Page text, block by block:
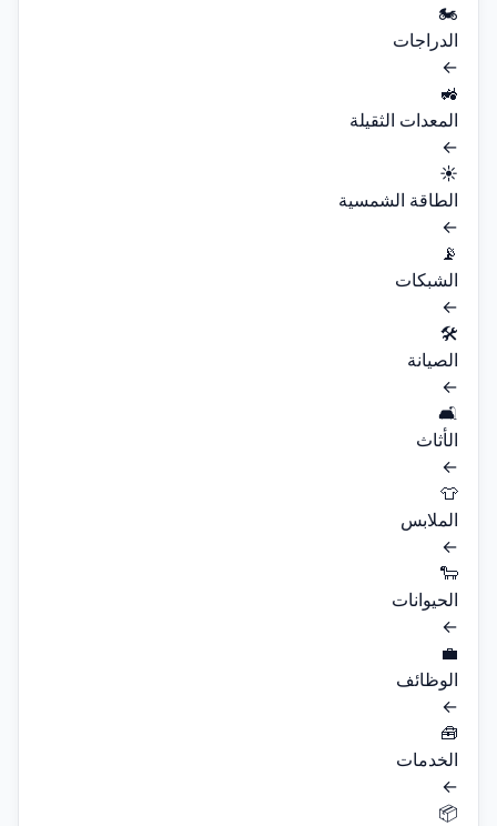
🏍️
الدراجات
←
🚜
المعدات الثقيلة
←
☀️
الطاقة الشمسية
←
📡
الشبكات
←
🛠️
الصيانة
←
🛋️
الأثاث
←
👕
الملابس
←
🐑
الحيوانات
←
💼
الوظائف
←
🧰
الخدمات
←
📦